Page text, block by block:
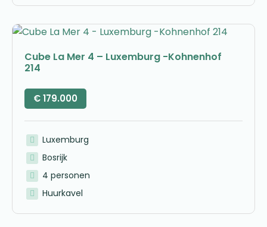
Cube La Mer 4 – Luxemburg -Kohnenhof
214
€179.000
Luxemburg
Bosrijk
4 personen
Huurkavel